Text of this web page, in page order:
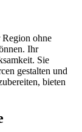
Region ohne
Ihr
Sie
gestalten und
bieten